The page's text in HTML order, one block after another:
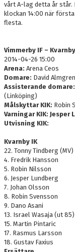
vårt A-lag detta år står.
klockan 14:00 när
flesta.
Vimmerby IF –
2014-04-26 15:00
Arena: Arena Ceos
Domare: David
Assisterande domare:
(Linköping)
Målskyttar KIK: Robin
Varningar KIK: Jesper
Utvisning KIK:
Kvarnby IK
22. Tonny Tindberg (MV)
4. Fredrik Hansson
5. Robin Nilsson
6. Jesper Lundberg
7. Johan Olsson
8. Robin Svensson
9. Dano Asani
13. Israel Wasaja (ut 85)
15. Martin Pintaric
17. Rasmus Larsson
18. Gustav Faxius